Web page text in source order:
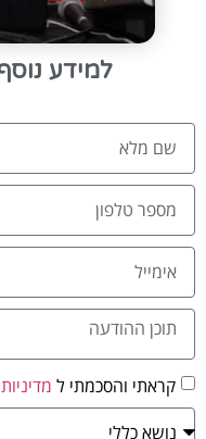
למידע
קראתי והסכמתי ל